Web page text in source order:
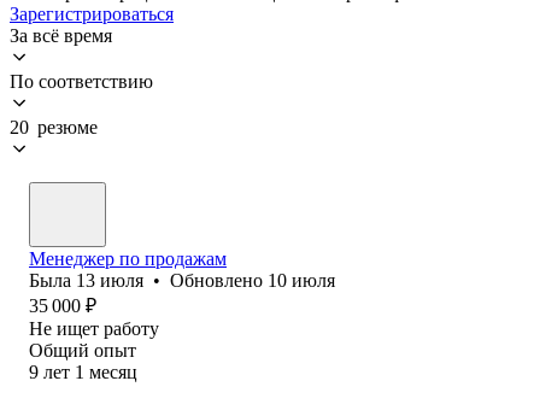
Зарегистрироваться
За всё время
По соответствию
20 резюме
Менеджер по продажам
Была 13 июля • Обновлено 10 июля
35 000 ₽
Не ищет работу
Общий опыт
9 лет 1 месяц